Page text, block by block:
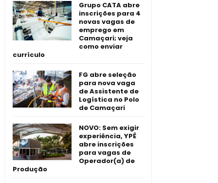
Grupo CATA abre
inscrições para 4
novas vagas de
emprego em
Camaçari; veja
como enviar
currículo
FG abre seleção
para nova vaga
de Assistente de
Logística no Polo
de Camaçari
NOVO: Sem exigir
experiência, YPÊ
abre inscrições
para vagas de
Operador(a) de
Produção